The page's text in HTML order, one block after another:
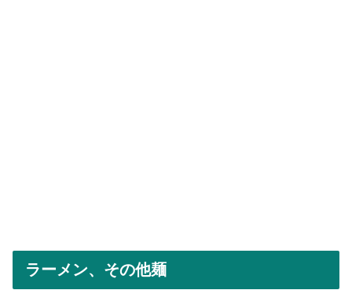
ラーメン、その他麺